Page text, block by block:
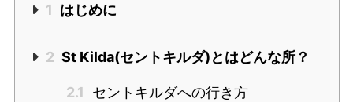
1 はじめに
2 St Kilda(セントキルダ)とはどんな所？
2.1 セントキルダへの行き方